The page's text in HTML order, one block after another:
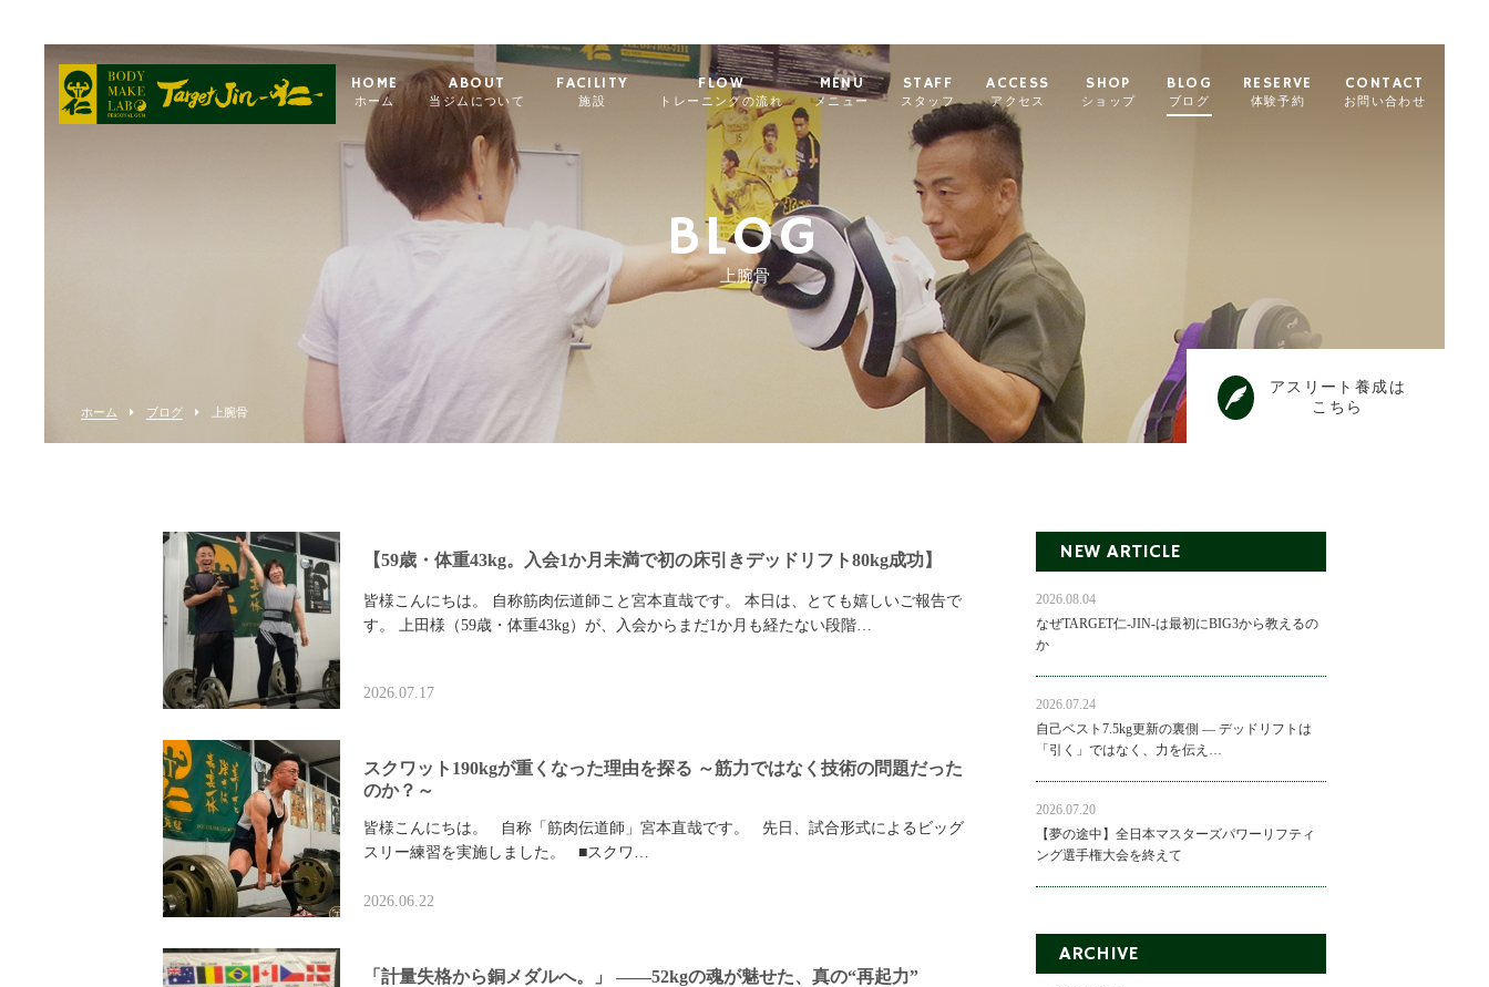
HOME
ホーム
ABOUT
当ジムについて
FACILITY
施設
FLOW
トレーニングの流れ
MENU
メニュー
STAFF
スタッフ
ACCESS
アクセス
SHOP
ショップ
BLOG
ブログ
RESERVE
体験予約
CONTACT
お問い合わせ
BLOG
上腕骨
ホーム ブログ 上腕骨
アスリート養成は
こちら
【59歳・体重43kg。入会1か月未満で初の床引きデッドリフト80kg成功】
皆様こんにちは。 自称筋肉伝道師こと宮本直哉です。 本日は、とても嬉しいご報告で
す。 上田様（59歳・体重43kg）が、入会からまだ1か月も経たない段階…
2026.07.17
スクワット190kgが重くなった理由を探る ～筋力ではなく技術の問題だった
のか？～
皆様こんにちは。 自称「筋肉伝道師」宮本直哉です。 先日、試合形式によるビッグ
スリー練習を実施しました。 ■スクワ…
2026.06.22
「計量失格から銅メダルへ。」 ――52kgの魂が魅せた、真の“再起力”
NEW ARTICLE
2026.08.04
なぜTARGET仁-JIN-は最初にBIG3から教えるの
か
2026.07.24
自己ベスト7.5kg更新の裏側 ― デッドリフトは
「引く」ではなく、力を伝え…
2026.07.20
【夢の途中】全日本マスターズパワーリフティ
ング選手権大会を終えて
ARCHIVE